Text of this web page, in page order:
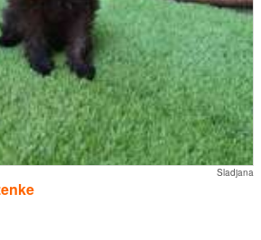
Sladjana